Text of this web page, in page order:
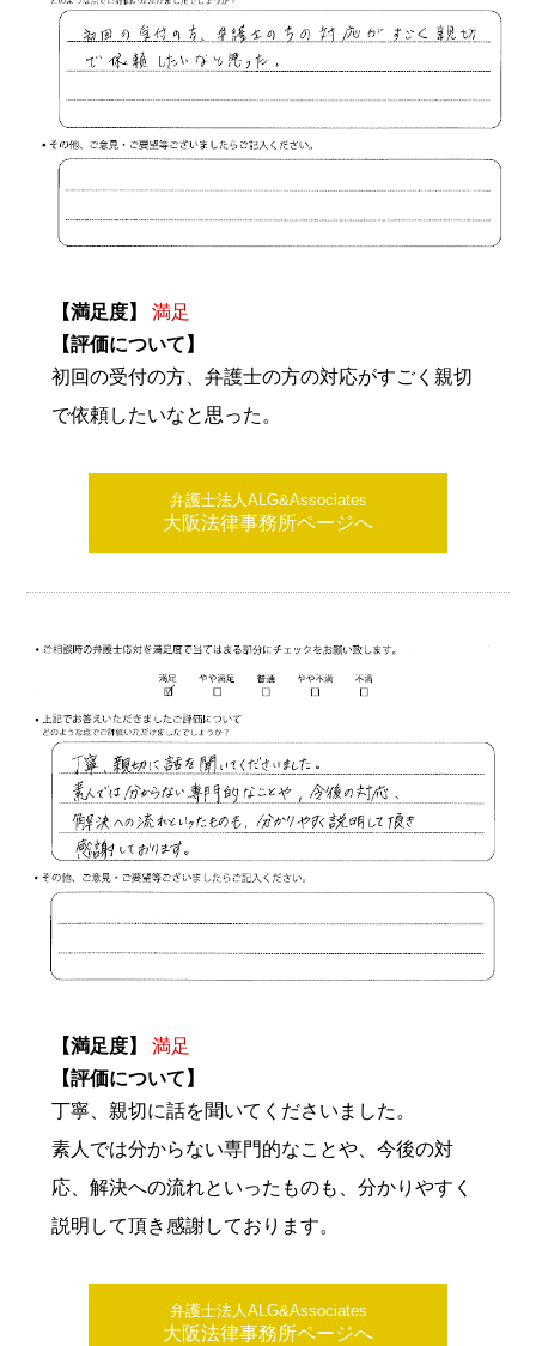
【満足度】
満足
【評価について】
初回の受付の方、弁護士の方の対応がすごく親切
で依頼したいなと思った。
弁護士法人ALG&Associates
大阪法律事務所ページへ
【満足度】
満足
【評価について】
丁寧、親切に話を聞いてくださいました。
素人では分からない専門的なことや、今後の対
応、解決への流れといったものも、分かりやすく
説明して頂き感謝しております。
弁護士法人ALG&Associates
大阪法律事務所ページへ